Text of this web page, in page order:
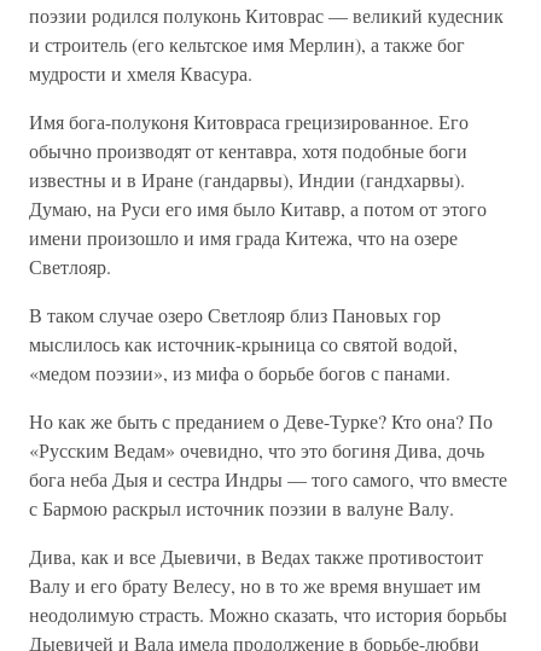
поэзии родился полуконь Китоврас — великий кудесник
и строитель (его кельтское имя Мерлин), а также бог
мудрости и хмеля Квасура.
Имя бога-полуконя Китовраса грецизированное. Его
обычно производят от кентавра, хотя подобные боги
известны и в Иране (гандарвы), Индии (гандхарвы).
Думаю, на Руси его имя было Китавр, а потом от этого
имени произошло и имя града Китежа, что на озере
Светлояр.
В таком случае озеро Светлояр близ Пановых гор
мыслилось как источник-крыница со святой водой,
«медом поэзии», из мифа о борьбе богов с панами.
Но как же быть с преданием о Деве-Турке? Кто она? По
«Русским Ведам» очевидно, что это богиня Дива, дочь
бога неба Дыя и сестра Индры — того самого, что вместе
с Бармою раскрыл источник поэзии в валуне Валу.
Дива, как и все Дыевичи, в Ведах также противостоит
Валу и его брату Велесу, но в то же время внушает им
неодолимую страсть. Можно сказать, что история борьбы
Дыевичей и Вала имела продолжение в борьбе-любви